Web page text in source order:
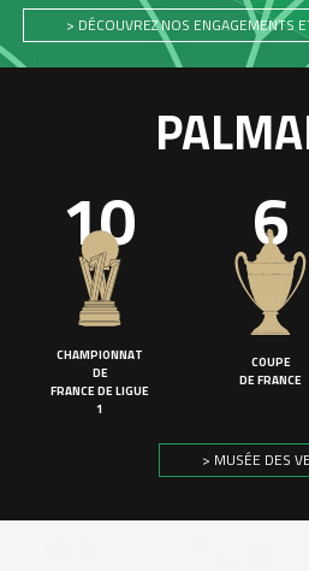
> DÉCOUVREZ NOS ENGAGEMENTS
10
CHAMPIONNAT
DE
FRANCE DE LIGUE
1
6
COUPE
DE FRANCE
> MUSÉE DES